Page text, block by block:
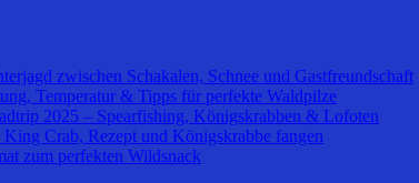
zwischen Schakalen, Schnee und Gastfreundschaft
Temperatur & Tipps für perfekte Waldpilze
2025 – Spearfishing, Königskrabben & Lofoten
Crab, Rezept und Königskrabbe fangen
zum perfekten Wildsnack